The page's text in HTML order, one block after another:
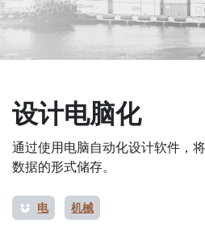
设计电脑化
通过使用电脑自动化设计软件，
数据的形式储存。
电 机械